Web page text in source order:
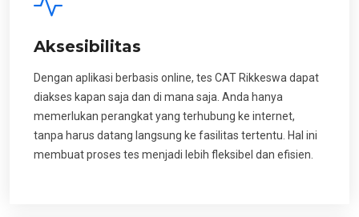
Aksesibilitas
Dengan aplikasi berbasis online, tes CAT Rikkeswa dapat
diakses kapan saja dan di mana saja. Anda hanya
memerlukan perangkat yang terhubung ke internet,
tanpa harus datang langsung ke fasilitas tertentu. Hal ini
membuat proses tes menjadi lebih fleksibel dan efisien.